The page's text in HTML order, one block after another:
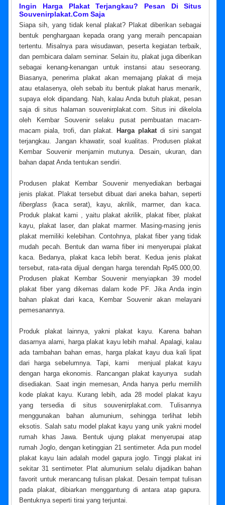
Ingin Harga PlakatTerjangkau? Pesan Di Situs
Souvenirplakat.com Saja
Siapa sih, yang tidak kenal plakat? Plakat diberikan sebagai
bentuk penghargaan kepada orang yang meraih pencapaian
tertentu. Misalnya para wisudawan, peserta kegiatan terbaik,
dan pembicara dalam seminar. Selain itu, plakat juga diberikan
sebagai kenang-kenangan untuk instansi atau seseorang.
Biasanya, penerima plakat akan memajang plakat di meja
atau etalasenya, oleh sebab itu bentuk plakat harus menarik,
supaya elok dipandang. Nah, kalau Anda butuh plakat, pesan
saja di situs halaman souvenirplakat.com. Situs ini dikelola
oleh Kembar Souvenir selaku pusat pembuatan macam-
macam piala, trofi, dan plakat.
Harga plakatdi sini sangat
terjangkau. Jangan khawatir, soal kualitas. Produsen plakat
Kembar Souvenir menjamin mutunya. Desain, ukuran, dan
bahan dapat Anda tentukan sendiri.
Produsen plakat Kembar Souvenir menyediakan berbagai
jenis plakat. Plakat tersebut dibuat dari aneka bahan, seperti
fiberglass (kaca serat), kayu, akrilik, marmer, dan kaca.
Produk plakat kami , yaitu plakat akrilik, plakat fiber, plakat
kayu, plakat laser, dan plakat marmer. Masing-masing jenis
plakat memiliki kelebihan. Contohnya, plakat fiber yang tidak
mudah pecah. Bentuk dan warna fiber ini menyerupai plakat
kaca. Bedanya, plakat kaca lebih berat. Kedua jenis plakat
tersebut, rata-rata dijual dengan harga terendah Rp45.000,00.
Produsen plakat Kembar Souvenir menyiapkan 39 model
plakat fiber yang dikemas dalam kode PF. Jika Anda ingin
bahan plakat dari kaca, Kembar Souvenir akan melayani
pemesanannya.
Produk plakat lainnya, yakni plakat kayu. Karena bahan
dasarnya alami, harga plakat kayu lebih mahal. Apalagi, kalau
ada tambahan bahan emas, harga plakat kayu dua kali lipat
dari harga sebelumnya. Tapi, kami menjual plakat kayu
dengan harga ekonomis. Rancangan plakat kayunya sudah
disediakan. Saat ingin memesan, Anda hanya perlu memilih
kode plakat kayu. Kurang lebih, ada 28 model plakat kayu
yang tersedia di situs souvenirplakat.com. Tulisannya
menggunakan bahan alumunium, sehingga terlihat lebih
eksotis. Salah satu model plakat kayu yang unik yakni model
rumah khas Jawa. Bentuk ujung plakat menyerupai atap
rumah Joglo, dengan ketinggian 21 sentimeter. Ada pun model
plakat kayu lain adalah model gapura joglo. Tinggi plakat ini
sekitar 31 sentimeter. Plat alumunium selalu dijadikan bahan
favorit untuk merancang tulisan plakat. Desain tempat tulisan
pada plakat, dibiarkan menggantung di antara atap gapura.
Bentuknya seperti tirai yang terjuntai.